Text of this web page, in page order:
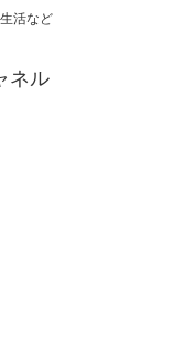
活など
ネル